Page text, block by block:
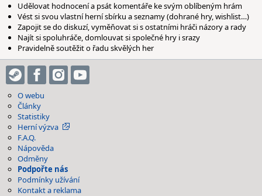
Udělovat hodnocení a psát komentáře ke svým oblíbeným hrám
Vést si svou vlastní herní sbírku a seznamy (dohrané hry, wishlist…)
Zapojit se do diskuzí, vyměňovat si s ostatními hráči názory a rady
Najít si spoluhráče, domlouvat si společné hry i srazy
Pravidelně soutěžit o řadu skvělých her
O webu
Články
Statistiky
Herní výzva
F.A.Q.
Nápověda
Odměny
Podpořte nás
Podmínky užívání
Kontakt a reklama